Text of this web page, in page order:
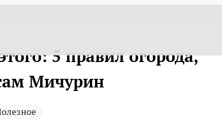
5 правил огорода,
Мичурин